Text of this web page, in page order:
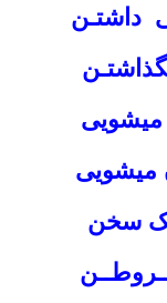
داشتـن
میشویی
میشویی
سخن